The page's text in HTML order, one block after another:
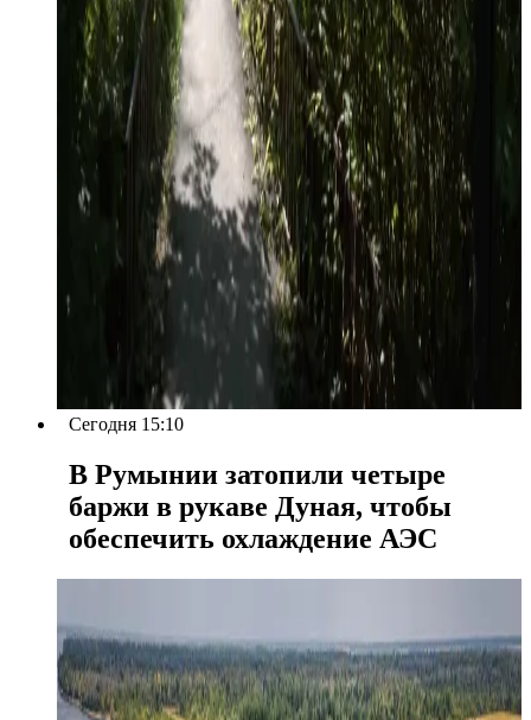
Сегодня 15:10
В Румынии затопили четыре
баржи в рукаве Дуная, чтобы
обеспечить охлаждение АЭС